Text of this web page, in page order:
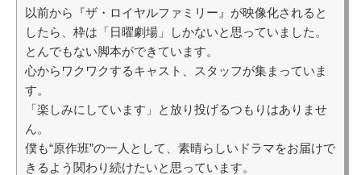
以前から『ザ・ロイヤルファミリー』が映像化されると
したら、枠は「日曜劇場」しかないと思っていました。
とんでもない脚本ができています。
心からワクワクするキャスト、スタッフが集まっていま
す。
「楽しみにしています」と放り投げるつもりはありませ
ん。
僕も“原作班”の一人として、素晴らしいドラマをお届けで
きるよう関わり続けたいと思っています。